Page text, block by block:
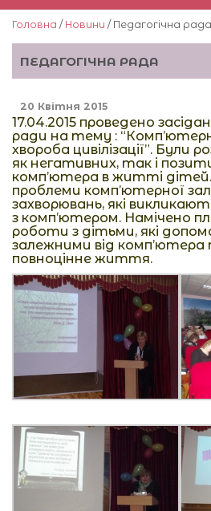
Головна / Новини / Педагогічна рада
ПЕДАГОГІЧНА РАДА
20 Квітня 2015
17.04.2015 проведено
ради на тему :
хвороба цивілізації”. Були
як негативних, так і
комп’ютера в житті дітей.
проблеми комп’ютерної
захворювань, які
з комп’ютером. Намічено
роботи з дітьми, які
залежними від
повноцінне життя.